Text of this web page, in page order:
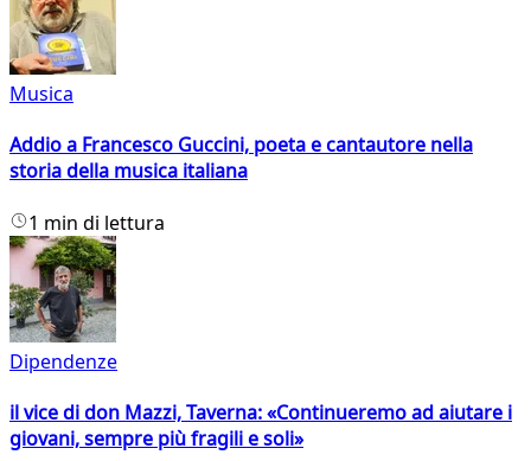
Musica
Addio a Francesco Guccini, poeta e cantautore nella
storia della musica italiana
1 min di lettura
Dipendenze
il vice di don Mazzi, Taverna: «Continueremo ad aiutare i
giovani, sempre più fragili e soli»